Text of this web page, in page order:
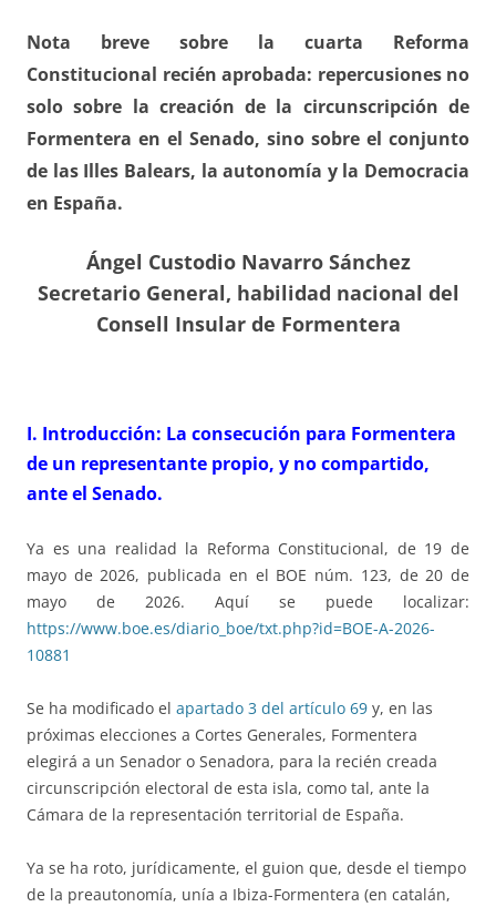
Nota breve sobre la cuarta Reforma
Constitucional recién aprobada: repercusiones no
solo sobre la creación de la circunscripción de
Formentera en el Senado, sino sobre el conjunto
de las Illes Balears, la autonomía y la Democracia
en España.
Ángel Custodio Navarro Sánchez
Secretario General, habilidad nacional del
Consell Insular de Formentera
I. Introducción: La consecución para Formentera
de un representante propio, y no compartido,
ante el Senado.
Ya es una realidad la Reforma Constitucional, de 19 de
mayo de 2026, publicada en el BOE núm. 123, de 20 de
mayo de 2026. Aquí se puede localizar:
https://www.boe.es/diario_boe/txt.php?id=BOE-A-2026-
10881
Se ha modificado el apartado 3 del artículo 69 y, en las
próximas elecciones a Cortes Generales, Formentera
elegirá a un Senador o Senadora, para la recién creada
circunscripción electoral de esta isla, como tal, ante la
Cámara de la representación territorial de España.
Ya se ha roto, jurídicamente, el guion que, desde el tiempo
de la preautonomía, unía a Ibiza-Formentera (en catalán,